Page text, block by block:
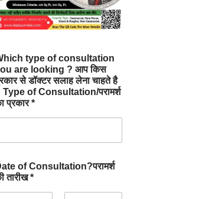
type of consultation
are looking ? आप किस
से डॉक्टर सलाह लेना चाहते है
Type of Consultation/परामर्श
प्रकार *
of Consultation?परामर्श
तारीख *